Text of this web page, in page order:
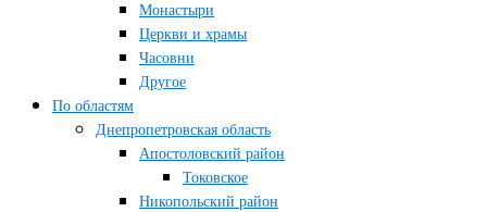
Монастыри
Церкви и храмы
Часовни
Другое
По областям
Днепропетровская область
Апостоловский район
Токовское
Никопольский район